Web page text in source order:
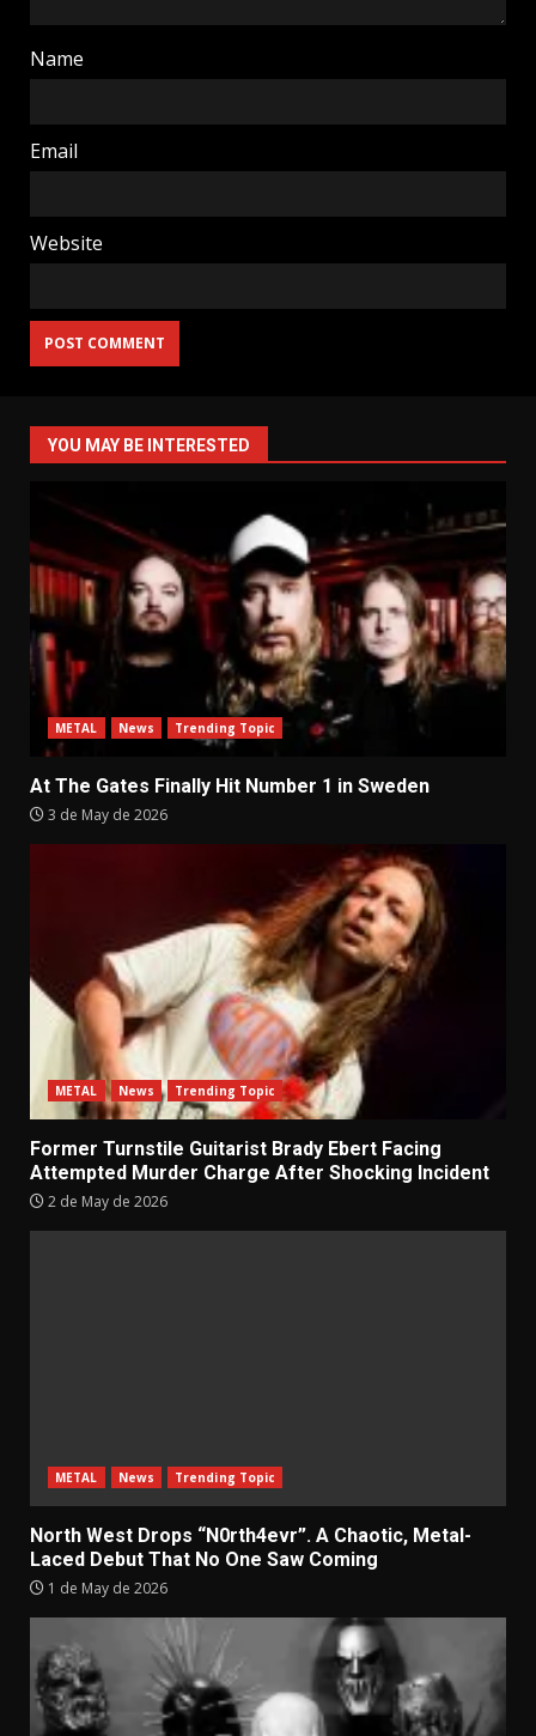
Name
Email
Website
YOU MAY BE INTERESTED
METAL News Trending Topic
At The Gates Finally Hit Number 1 in Sweden
3 de May de 2026
METAL News Trending Topic
Former Turnstile Guitarist Brady Ebert Facing
Attempted Murder Charge After Shocking Incident
2 de May de 2026
METAL News Trending Topic
North West Drops “N0rth4evr”. A Chaotic, Metal-
Laced Debut That No One Saw Coming
1 de May de 2026